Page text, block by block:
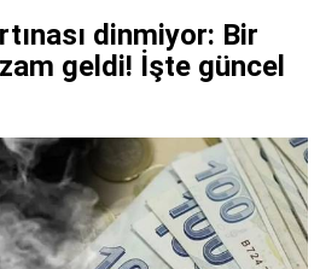
dinmiyor: Bir
geldi! İşte güncel